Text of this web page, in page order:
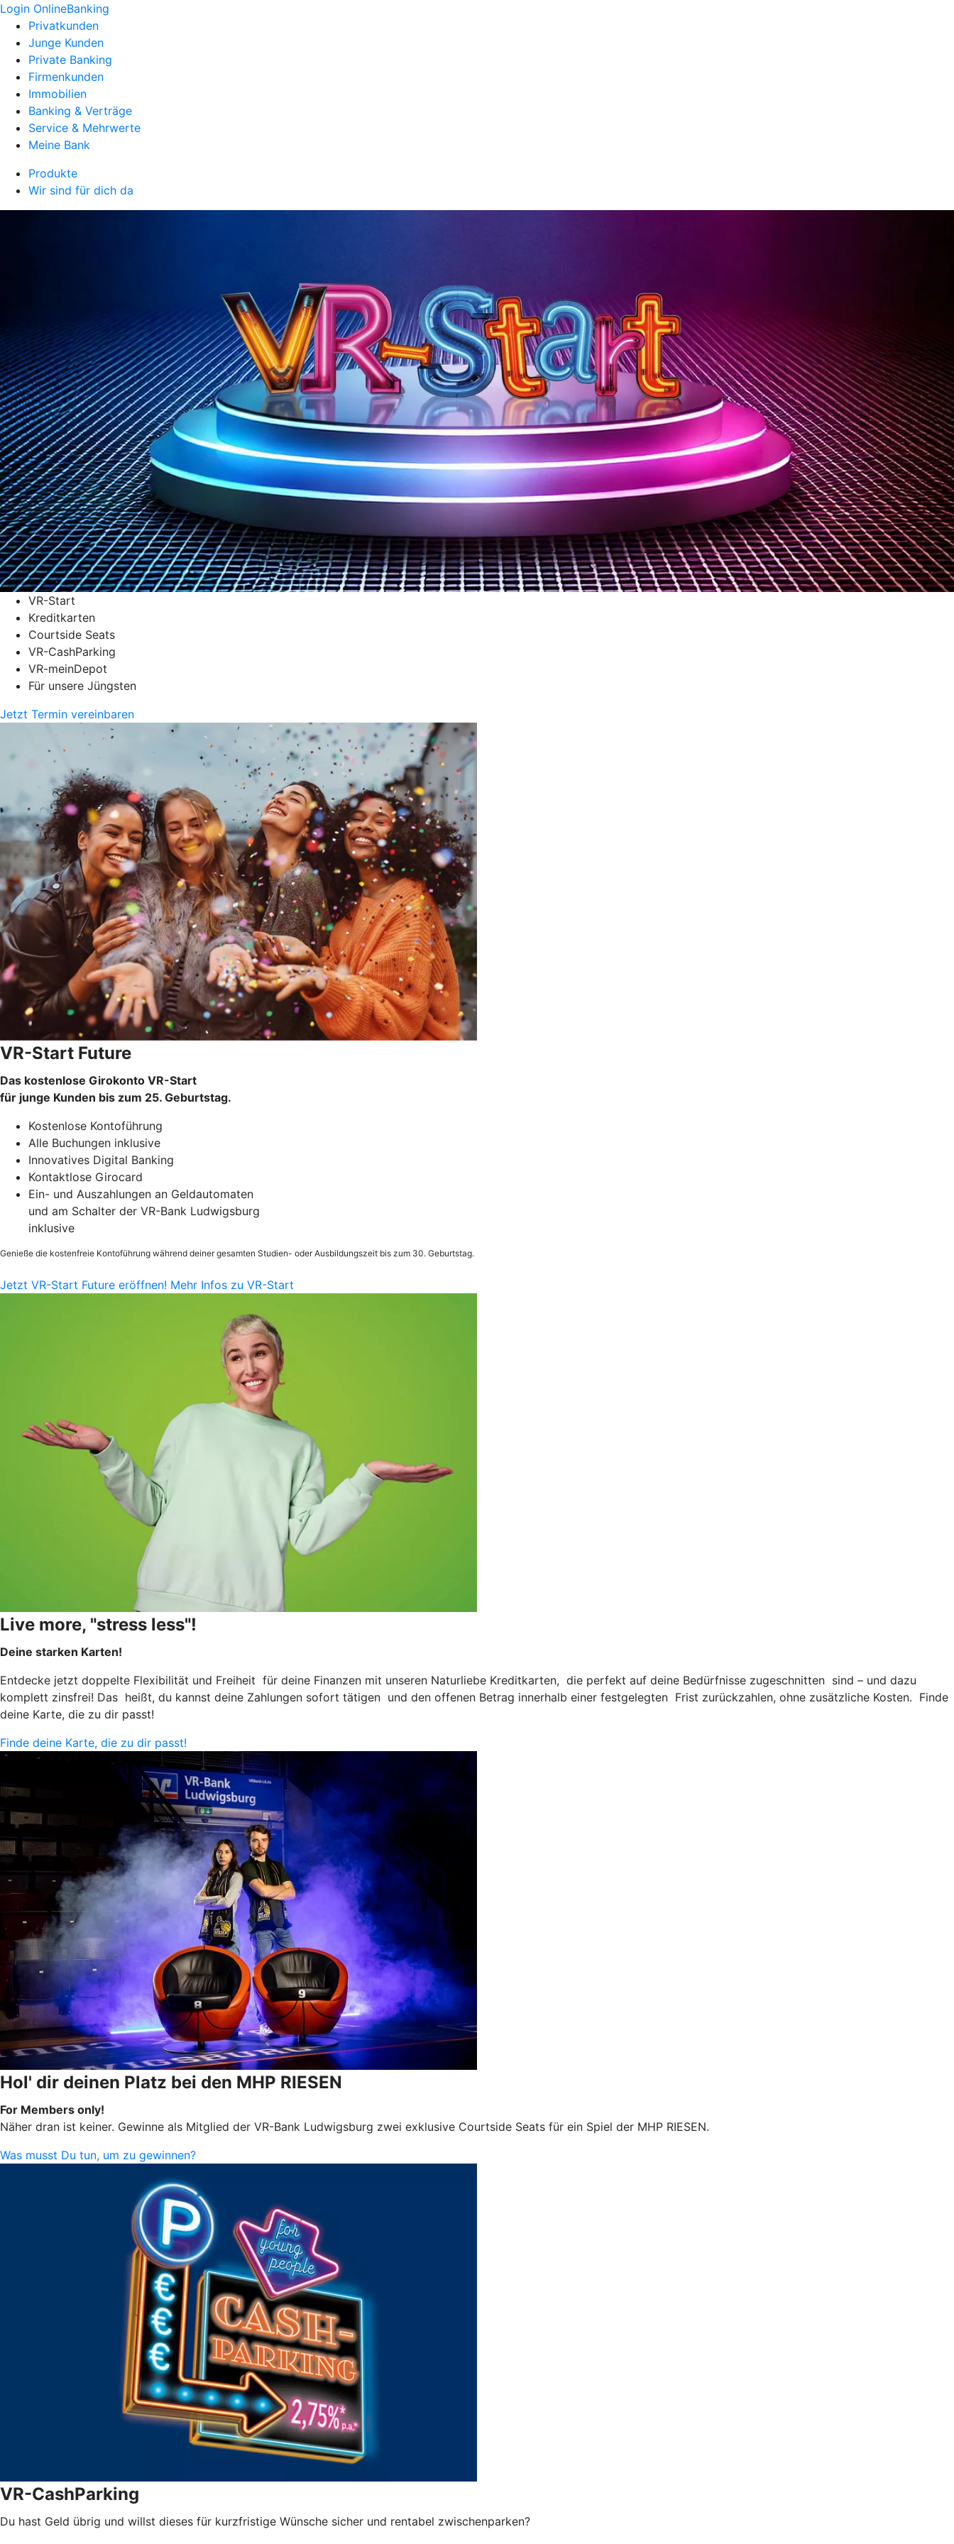
Login OnlineBanking
Privatkunden
Junge Kunden
Private Banking
Firmenkunden
Immobilien
Banking & Verträge
Service & Mehrwerte
Meine Bank
Produkte
Wir sind für dich da
VR-Start
Kreditkarten
Courtside Seats
VR-CashParking
VR-meinDepot
Für unsere Jüngsten
Jetzt Termin vereinbaren
VR-Start Future
Das kostenlose Girokonto VR-Start
für junge​ Kunden bis zum 25. Geburtstag.
Kostenlose Kontoführung
Alle Buchungen inklusive
Innovatives Digital Banking
Kontaktlose Girocard
Ein- und Auszahlungen an Geldautomaten
und am Schalter der VR-Bank Ludwigsburg
inklusive
Genieße die kostenfreie Kontoführung während deiner gesamten Studien- oder Ausbildungszeit bis zum 30. Geburtstag.​
Jetzt VR-Start Future eröffnen! Mehr Infos zu VR-Start
Live more, "stress less"!
Deine starken Karten!
Entdecke jetzt doppelte Flexibilität und Freiheit für deine Finanzen mit unseren Naturliebe Kreditkarten, die perfekt auf deine Bedürfnisse zugeschnitten sind – und dazu
komplett zinsfrei! Das heißt, du kannst deine Zahlungen sofort tätigen und den offenen Betrag innerhalb einer festgelegten Frist zurückzahlen, ohne zusätzliche Kosten. Finde
deine Karte, die zu dir passt!
Finde deine Karte, die zu dir passt!
Hol' dir deinen Platz bei den MHP RIESEN
For Members only!
Näher dran ist keiner. Gewinne als Mitglied der VR-Bank Ludwigsburg zwei exklusive Courtside Seats für ein Spiel der MHP RIESEN.
Was musst Du tun, um zu gewinnen?
VR-CashParking
Du hast Geld übrig und willst dieses für kurzfristige Wünsche sicher und rentabel zwischenparken?